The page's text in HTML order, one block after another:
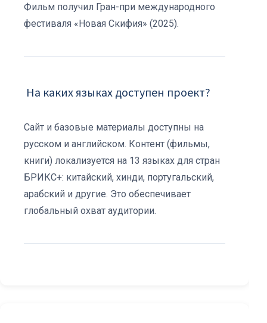
Фильм получил Гран-при международного
фестиваля «Новая Скифия» (2025).
️ На каких языках доступен проект?
Сайт и базовые материалы доступны на
русском и английском. Контент (фильмы,
книги) локализуется на 13 языках для стран
БРИКС+: китайский, хинди, португальский,
арабский и другие. Это обеспечивает
глобальный охват аудитории.